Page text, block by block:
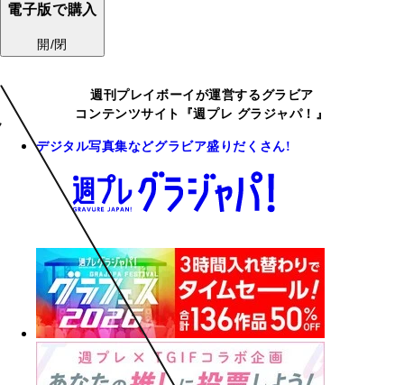
電子版で購入
開/閉
週刊プレイボーイが運営するグラビア
コンテンツサイト『週プレ グラジャパ！』
デジタル写真集などグラビア盛りだくさん!